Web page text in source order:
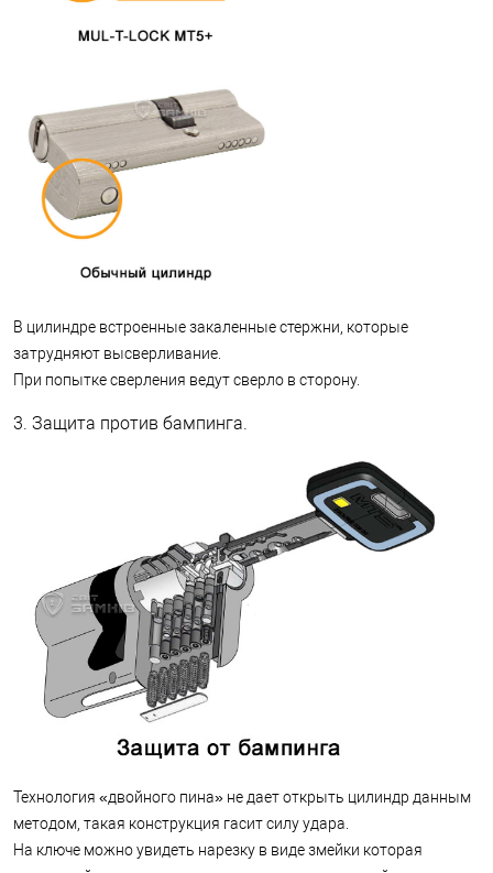
В цилиндре встроенные закаленные стержни, которые
затрудняют высверливание.
При попытке сверления ведут сверло в сторону.
3. Защита против бампинга.
Технология «двойного пина» не дает открыть цилиндр данным
методом, такая конструкция гасит силу удара.
На ключе можно увидеть нарезку в виде змейки которая